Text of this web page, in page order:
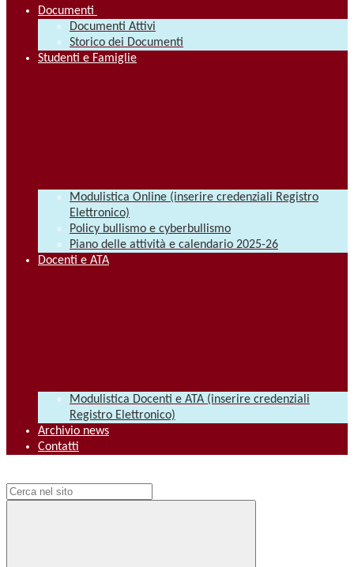
Documenti
Documenti Attivi
Storico dei Documenti
Studenti e Famiglie
Modulistica Online (inserire credenziali Registro
Elettronico)
Policy bullismo e cyberbullismo
Piano delle attività e calendario 2025-26
Docenti e ATA
Modulistica Docenti e ATA (inserire credenziali
Registro Elettronico)
Archivio news
Contatti